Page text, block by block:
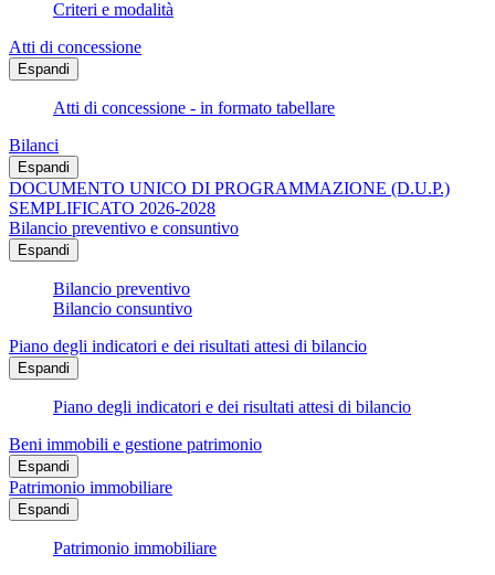
Criteri e modalità
Atti di concessione
Espandi
Atti di concessione - in formato tabellare
Bilanci
Espandi
DOCUMENTO UNICO DI PROGRAMMAZIONE (D.U.P.)
SEMPLIFICATO 2026-2028
Bilancio preventivo e consuntivo
Espandi
Bilancio preventivo
Bilancio consuntivo
Piano degli indicatori e dei risultati attesi di bilancio
Espandi
Piano degli indicatori e dei risultati attesi di bilancio
Beni immobili e gestione patrimonio
Espandi
Patrimonio immobiliare
Espandi
Patrimonio immobiliare